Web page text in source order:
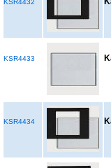
KSR4432
KSR4433
KSR4434